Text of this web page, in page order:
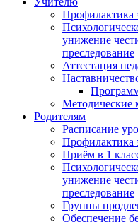
Профилактика
унижение
преследование
Аттестация
Методические
Родителям
Расписание
Профилактика
Приём в 1
унижение
преследование
Группы
Обеспечение